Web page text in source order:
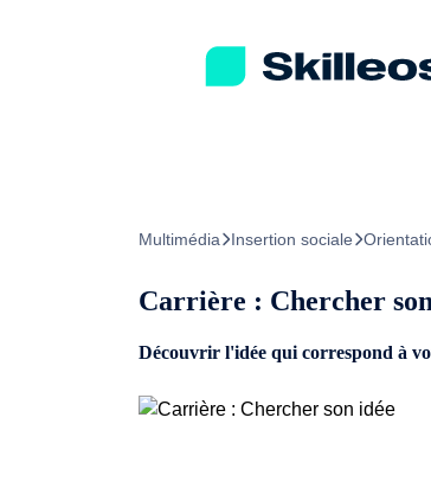
Passez directement au
Multimédia Insertion sociale
Carrière : Chercher
Découvrir l'idée qui correspond à